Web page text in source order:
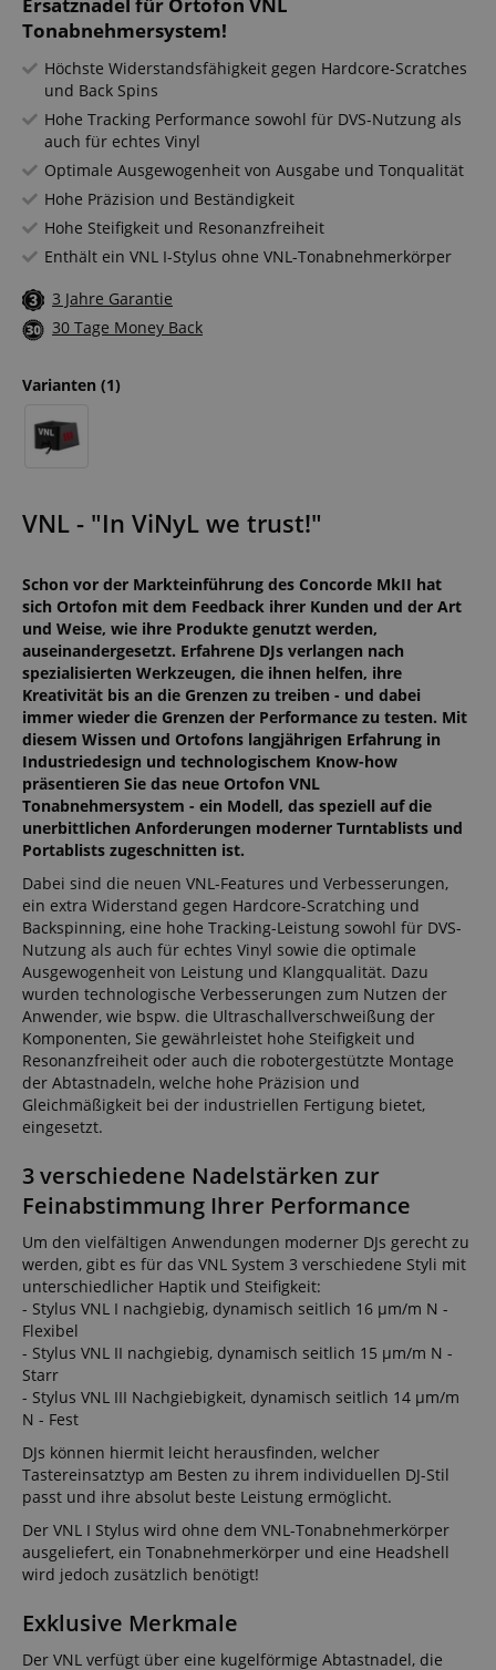
Ersatznadel für Ortofon VNL
Tonabnehmersystem!
Höchste Widerstandsfähigkeit gegen Hardcore-Scratches
und Back Spins
Hohe Tracking Performance sowohl für DVS-Nutzung als
auch für echtes Vinyl
Optimale Ausgewogenheit von Ausgabe und Tonqualität
Hohe Präzision und Beständigkeit
Hohe Steifigkeit und Resonanzfreiheit
Enthält ein VNL I-Stylus ohne VNL-Tonabnehmerkörper
3 Jahre Garantie
30 Tage Money Back
Varianten (1)
VNL - "In ViNyL we trust!"
Schon vor der Markteinführung des Concorde MkII hat
sich Ortofon mit dem Feedback ihrer Kunden und der Art
und Weise, wie ihre Produkte genutzt werden,
auseinandergesetzt. Erfahrene DJs verlangen nach
spezialisierten Werkzeugen, die ihnen helfen, ihre
Kreativität bis an die Grenzen zu treiben - und dabei
immer wieder die Grenzen der Performance zu testen. Mit
diesem Wissen und Ortofons langjährigen Erfahrung in
Industriedesign und technologischem Know-how
präsentieren Sie das neue Ortofon VNL
Tonabnehmersystem - ein Modell, das speziell auf die
unerbittlichen Anforderungen moderner Turntablists und
Portablists zugeschnitten ist.
Dabei sind die neuen VNL-Features und Verbesserungen,
ein extra Widerstand gegen Hardcore-Scratching und
Backspinning, eine hohe Tracking-Leistung sowohl für DVS-
Nutzung als auch für echtes Vinyl sowie die optimale
Ausgewogenheit von Leistung und Klangqualität. Dazu
wurden technologische Verbesserungen zum Nutzen der
Anwender, wie bspw. die Ultraschallverschweißung der
Komponenten, Sie gewährleistet hohe Steifigkeit und
Resonanzfreiheit oder auch die robotergestützte Montage
der Abtastnadeln, welche hohe Präzision und
Gleichmäßigkeit bei der industriellen Fertigung bietet,
eingesetzt.
3 verschiedene Nadelstärken zur
Feinabstimmung Ihrer Performance
Um den vielfältigen Anwendungen moderner DJs gerecht zu
werden, gibt es für das VNL System 3 verschiedene Styli mit
unterschiedlicher Haptik und Steifigkeit:
- Stylus VNL I nachgiebig, dynamisch seitlich 16 µm/m N -
Flexibel
- Stylus VNL II nachgiebig, dynamisch seitlich 15 µm/m N -
Starr
- Stylus VNL III Nachgiebigkeit, dynamisch seitlich 14 µm/m
N - Fest
DJs können hiermit leicht herausfinden, welcher
Tastereinsatztyp am Besten zu ihrem individuellen DJ-Stil
passt und ihre absolut beste Leistung ermöglicht.
Der VNL I Stylus wird ohne dem VNL-Tonabnehmerkörper
ausgeliefert, ein Tonabnehmerkörper und eine Headshell
wird jedoch zusätzlich benötigt!
Exklusive Merkmale
Der VNL verfügt über eine kugelförmige Abtastnadel, die